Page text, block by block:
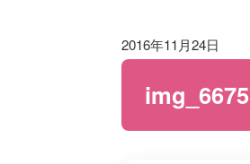
2016年11月24日
img_6675